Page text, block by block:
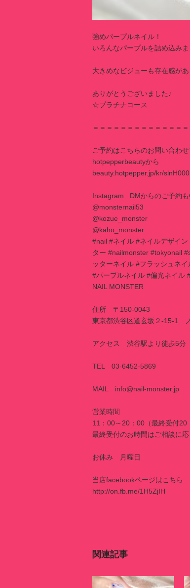
強めパープルネイル！
いろんなパープルを詰め込み
大きめなビジューも存在感が
ありがとうございました♪
☆プラチナコース
＝＝＝＝＝＝＝＝＝＝＝＝＝
ご予約はこちらのお問い合わ
hotpepperbeautyから
beauty.hotpepper.jp/kr/
Instagram DMからのご予約も
@monsternail53
@kozue_monster
@kaho_monster
#nail #ネイル #ネイルデザイ
ター #nailmonster #tokyonail
ッターネイル #フラッシュネ
#パープルネイル #偏光ネイル
NAIL MONSTER
住所 〒150-0043
東京都渋谷区道玄坂２-15-1
アクセス 渋谷駅より徒歩5分
TEL 03-6452-5869
MAIL info@nail-monster.jp
営業時間
11：00～20：00（最終受付20
最終受付のお時間はご相談に応
お休み 月曜日
当店facebookページはこちら
http://on.fb.me/1H5ZjIH
関連記事